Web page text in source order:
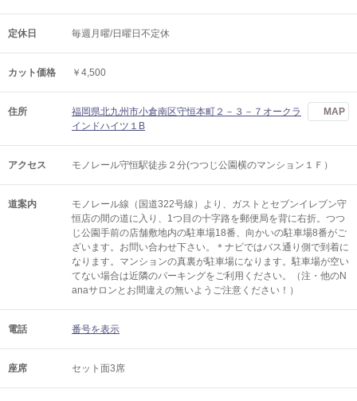
定休日 毎週月曜/日曜日不定休
カット価格 ￥4,500
住所
福岡県北九州市小倉南区守恒本町２－３－７オークラ
インドハイツ１B
MAP
アクセス モノレール守恒駅徒歩２分(つつじ公園横のマンション１Ｆ）
道案内
モノレール線（国道322号線）より、ガストとセブンイレブン守
恒店の間の道に入り、1つ目の十字路を郵便局を背に右折。つつ
じ公園手前の店舗敷地内の駐車場18番、向かいの駐車場8番がご
ざいます。お問い合わせ下さい。＊ナビではバス通り側で到着に
なります。マンションの真裏が駐車場になります。駐車場が空い
てない場合は近隣のパーキングをご利用ください。（注・他のN
anaサロンとお間違えの無いようご注意ください！）
電話 番号を表示
座席 セット面3席